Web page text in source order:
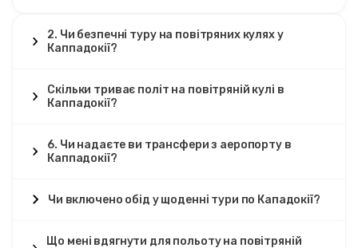
2. Чи безпечні туру на повітряних кулях у
Каппадокії?
Скільки триває політ на повітряній кулі в
Каппадокії?
6. Чи надаєте ви трансфери з аеропорту в
Каппадокії?
Чи включено обід у щоденні тури по Кападокії?
Що мені вдягнути для польоту на повітряній